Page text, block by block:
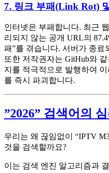
7. 링크 부패(Link Rot)
인터넷은 부패합니다. 최근
리되지 않는 공개 URL의
패”를 겪습니다. 서버가 종
또한 저작권자는 GitHub와
지를 적극적으로 발행하여
를 즉시 파괴합니다.
”2026” 검색어의
우리는 왜 끊임없이 “IPTV
것을 검색할까요?
이는 검색 엔진 알고리즘과